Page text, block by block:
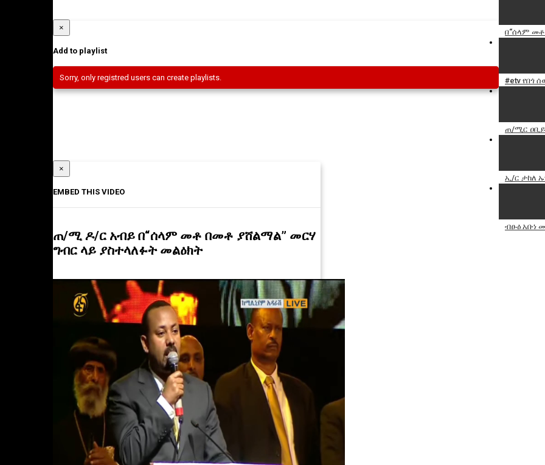
በ“ሰላም
#etv የበጎ
ጠ/ሚር ዐቢይ
ኢ/ር ታከለ
ብፁዕ አቡነ
×
Add to playlist
Sorry, only registred users can create playlists.
×
EMBED THIS VIDEO
ጠ/ሚ ዶ/ር አብይ በ“ሰላም መቶ በመቶ ያሸልማል” መርሃ
ግብር ላይ ያስተላለፉት መልዕክት